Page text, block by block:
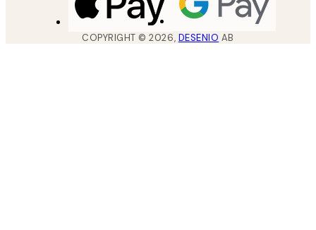
COPYRIGHT ©2026, DESENIO AB